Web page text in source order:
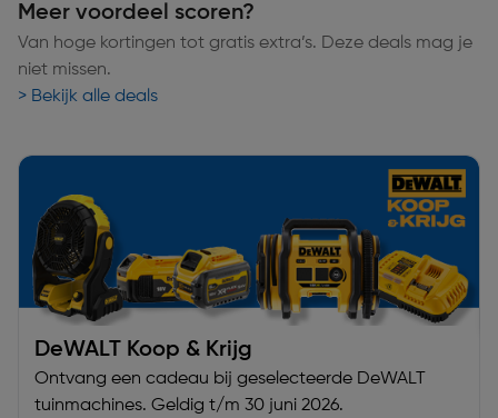
Meer voordeel scoren?
Van hoge kortingen tot gratis extra’s. Deze deals mag je
niet missen.
> Bekijk alle deals
DeWALT Koop & Krijg
Ontvang een cadeau bij geselecteerde DeWALT
tuinmachines. Geldig t/m 30 juni 2026.